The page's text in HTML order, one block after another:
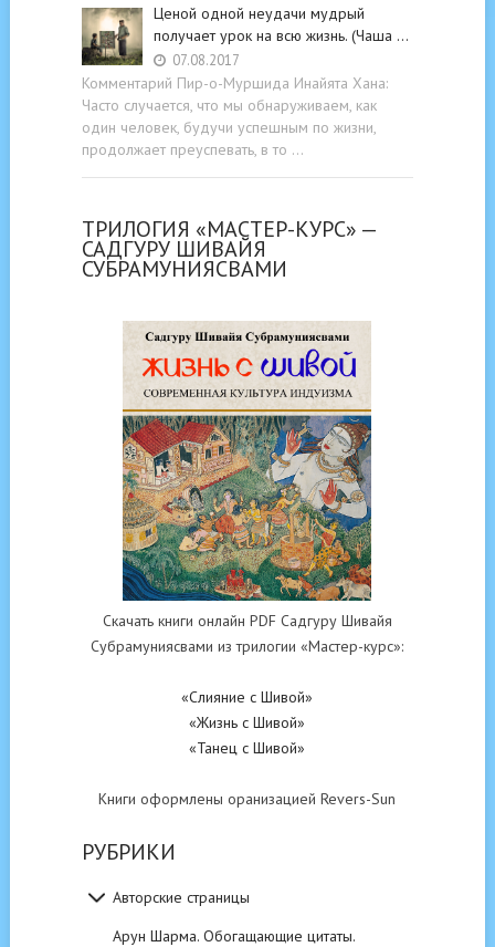
Ценой одной неудачи мудрый
получает урок на всю жизнь. (Чаша …
07.08.2017
Комментарий Пир-о-Муршида Инайята Хана:
Часто случается, что мы обнаруживаем, как
один человек, будучи успешным по жизни,
продолжает преуспевать, в то …
ТРИЛОГИЯ «МАСТЕР-КУРС» —
САДГУРУ ШИВАЙЯ
СУБРАМУНИЯСВАМИ
Скачать книги онлайн PDF Садгуру Шивайя
Субрамуниясвами из трилогии «Мастер-курс»:
«Слияние с Шивой»
«Жизнь с Шивой»
«Танец с Шивой»
Книги оформлены оранизацией Revers-Sun
РУБРИКИ
Авторские страницы
Арун Шарма. Обогащающие цитаты.